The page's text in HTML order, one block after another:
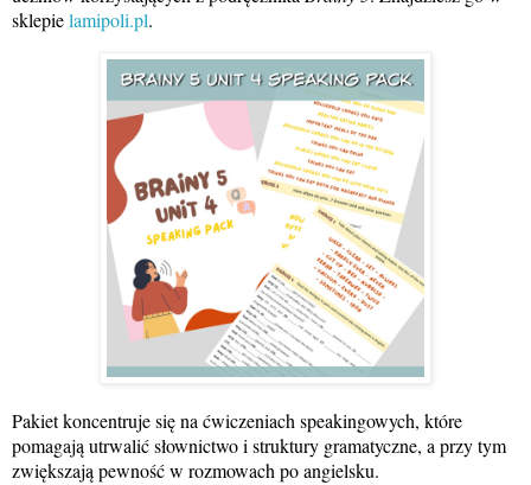
sklepielamipoli.pl.
Pakiet koncentruje się na ćwiczeniach speakingowych, które
pomagają utrwalić słownictwo i struktury gramatyczne, a przy tym
zwiększają pewność w rozmowach po angielsku.